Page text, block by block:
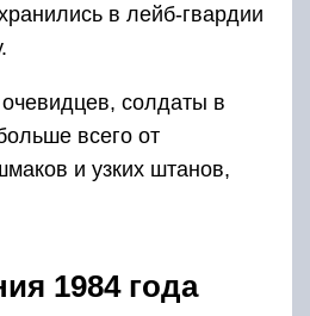
в лейб-гвардии
солдаты в
всего от
и узких штанов,
1984 года